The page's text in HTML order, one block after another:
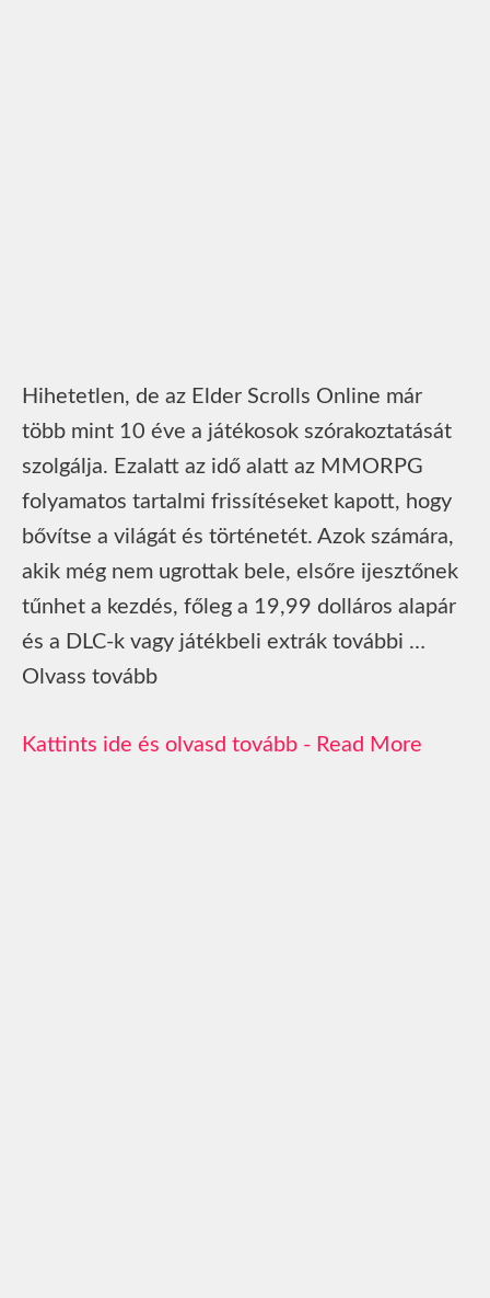
Hihetetlen, de az Elder Scrolls Online már
több mint 10 éve a játékosok szórakoztatását
szolgálja. Ezalatt az idő alatt az MMORPG
folyamatos tartalmi frissítéseket kapott, hogy
bővítse a világát és történetét. Azok számára,
akik még nem ugrottak bele, elsőre ijesztőnek
tűnhet a kezdés, főleg a 19,99 dolláros alapár
és a DLC-k vagy játékbeli extrák további …
Olvass tovább
Read More